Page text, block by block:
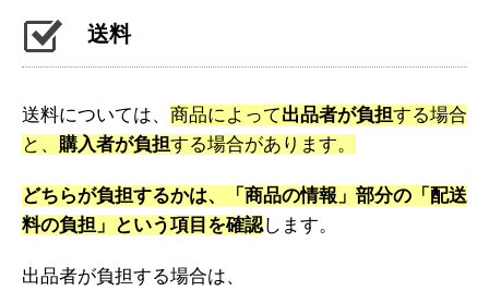
送料
送料については、 商品によって出品者が負担する場合
と、 購入者が負担する場合があります。
どちらが負担するかは、「商品の情報」部分の「配送
料の負担」という項目を確認します。
出品者が負担する場合は、